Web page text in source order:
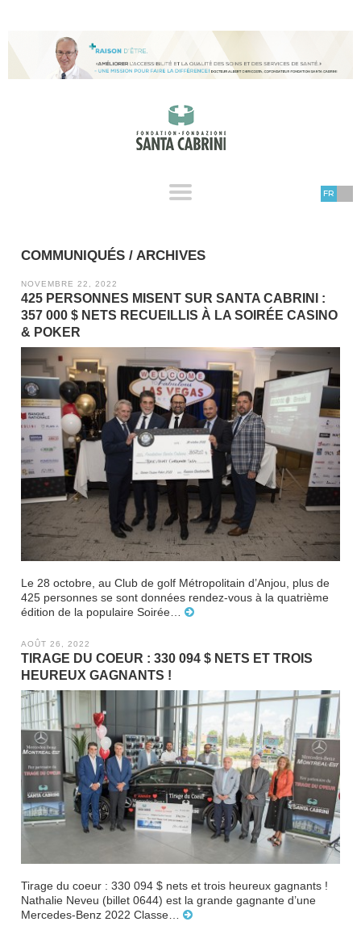
FR
COMMUNIQUÉS / ARCHIVES
NOVEMBRE 22, 2022
425 PERSONNES MISENT SUR SANTA CABRINI :
357 000 $ NETS RECUEILLIS À LA SOIRÉE CASINO
& POKER
Le 28 octobre, au Club de golf Métropolitain d’Anjou, plus de
425 personnes se sont données rendez-vous à la quatrième
édition de la populaire Soirée…
AOÛT 26, 2022
TIRAGE DU COEUR : 330 094 $ NETS ET TROIS
HEUREUX GAGNANTS !
Tirage du coeur : 330 094 $ nets et trois heureux gagnants !
Nathalie Neveu (billet 0644) est la grande gagnante d’une
Mercedes-Benz 2022 Classe…